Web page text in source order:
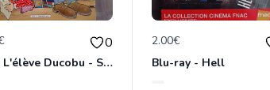
0
BD - L'élève Ducobu - Silence, on copie
2.00€
Blu-ray - Hell